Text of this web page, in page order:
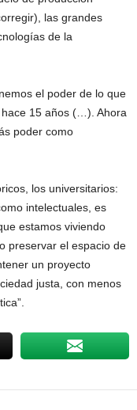
las grandes
de la
el poder de lo que
15 años (…). Ahora
poder como
los universitarios:
intelectuales, es
estamos viviendo
preservar el espacio de
un proyecto
justa, con menos